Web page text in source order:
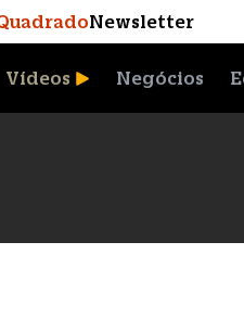
Newsletter
Vídeos Negócios